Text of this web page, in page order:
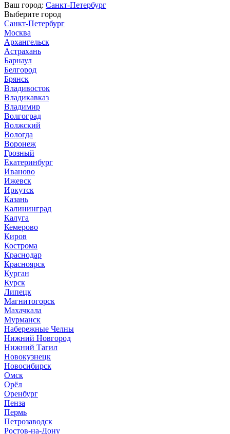
Ваш город: Санкт-Петербург
Выберите город
Санкт-Петербург
Москва
Архангельск
Астрахань
Барнаул
Белгород
Брянск
Владивосток
Владикавказ
Владимир
Волгоград
Волжский
Вологда
Воронеж
Грозный
Екатеринбург
Иваново
Ижевск
Иркутск
Казань
Калининград
Калуга
Кемерово
Киров
Кострома
Краснодар
Красноярск
Курган
Курск
Липецк
Магнитогорск
Махачкала
Мурманск
Набережные Челны
Нижний Новгород
Нижний Тагил
Новокузнецк
Новосибирск
Омск
Орёл
Оренбург
Пенза
Пермь
Петрозаводск
Ростов-на-Дону